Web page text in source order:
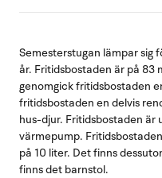
Semesterstugan lämpar sig
år. Fritidsbostaden är på 83
genomgick fritidsbostaden
fritidsbostaden en delvis
hus-djur. Fritidsbostaden
värmepump.
på 10 liter. Det finns
finns det barnstol.